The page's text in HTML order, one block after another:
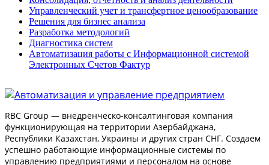
Управленческий учет и трансфертное ценообразование
Решения для бизнес анализа
Разработка методологий
Диагностика систем
Автоматизация работы с Информационной системой
Электронных Счетов Фактур
RBC Group — внедренческо-консалтинговая компания
функционирующая на территории Азербайджана,
Республики Казахстан, Украины и других стран СНГ. Создаем
успешно работающие информационные системы по
управлению предприятиями и персоналом на основе